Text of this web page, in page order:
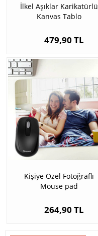
İlkel Aşıklar Karikatürlü
Kanvas Tablo
479,90 TL
Kişiye Özel Fotoğraflı
Mouse pad
264,90 TL